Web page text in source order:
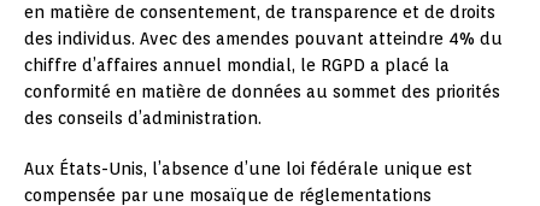
en matière de consentement, de transparence et de droits
des individus. Avec des amendes pouvant atteindre 4% du
chiffre d’affaires annuel mondial, le RGPD a placé la
conformité en matière de données au sommet des priorités
des conseils d’administration.
Aux États-Unis, l’absence d’une loi fédérale unique est
compensée par une mosaïque de réglementations